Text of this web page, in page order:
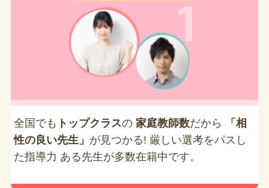
全国でも トップクラスの 家庭教師数だから
「相
性の良い先生」 が見つかる! 厳しい選考をパスし
た指導力 ある先生が多数在籍中です。